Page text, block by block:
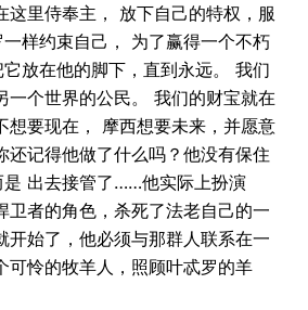
这里侍奉主， 放下自己的特权，服
样约束自己， 为了赢得一个不朽
放在他的脚下，直到永远。 我们
一个世界的公民。 我们的财宝就在
想要现在， 摩西想要未来，并愿意
还记得他做了什么吗？他没有保住
是 出去接管了……他实际上扮演
卫者的角色，杀死了法老自己的一
开始了，他必须与那群人联系在一
可怜的牧羊人，照顾叶忒罗的羊